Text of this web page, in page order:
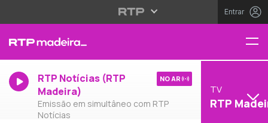
Entrar
RTP Notícias (RTP
Madeira)
Emissão em simultâneo com RTP
Notícias
NO AR
TV
RTP